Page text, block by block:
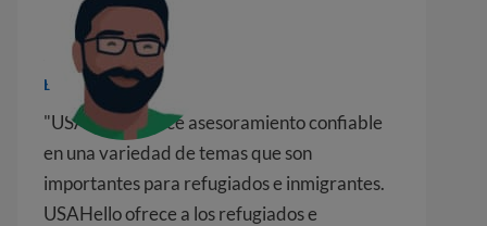
América
Ex refugiado de Irak
"USAHello ofrece asesoramiento confiable
en una variedad de temas que son
importantes para refugiados e inmigrantes.
USAHello ofrece a los refugiados e